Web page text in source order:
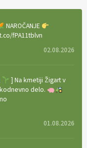
NAROČANJE
fPA11tblvn
02.08.2026
] Na kmetiji Žigart v
delo.
01.08.2026